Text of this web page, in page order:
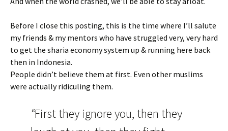
Before I close this posting, this is the time where I’ll salute
my friends & my mentors who have struggled very, very hard
to get the sharia economy system up & running here back
then in Indonesia.
People didn’t believe them at first. Even other muslims
were actually ridiculing them.
“First they ignore you, then they